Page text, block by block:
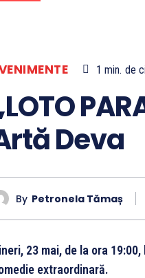
1 min. de
Deva
By Petronela Tămaș
23 mai, de la ora
extraordinară.